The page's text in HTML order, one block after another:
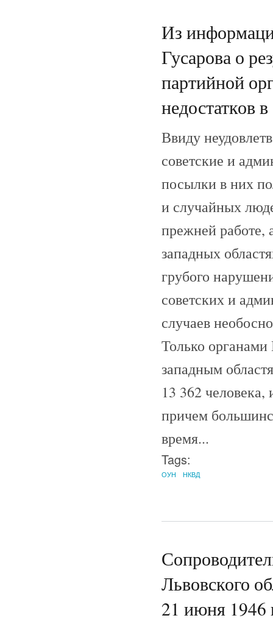
Из
Гусарова о
партийной
недостатков
Ввиду
советские и
посылки в них
и случайных
прежней работе,
западных
грубого
советских и
случаев
Только
западным
13 362
причем
время...
Tags:
ОУН НКВД
Львовского
21 июня 1946